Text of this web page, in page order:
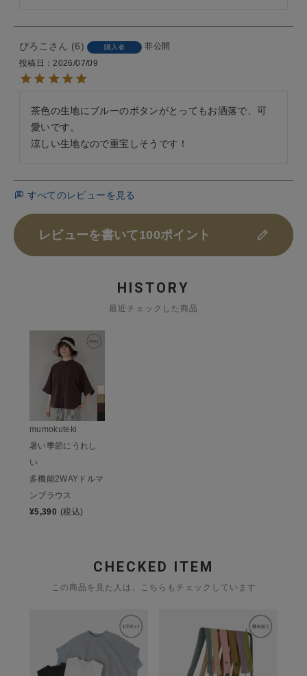
ぴろこ 6 購入者
非公開
投稿日
2026/07/09
茶色の生地にブルーのボタンがとってもお洒落で、可
愛いです。
涼しい生地なので重宝しそうです！
すべてのレビューを見る
レビューを書いて100ポイント
HISTORY
最近チェックした商品
mumokuteki
暑い季節にうれし
い
多機能2WAYドルマ
ンブラウス
¥5,390 (税込)
CHECKED ITEM
この商品を見た人は、こちらもチェックしています